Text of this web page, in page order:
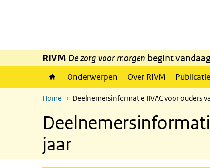
RIVM De zorg voor morgen begint vandaag
Onderwerpen Over RIVM
Home Deelnemersinformatie IIVAC voor ouders
jaar